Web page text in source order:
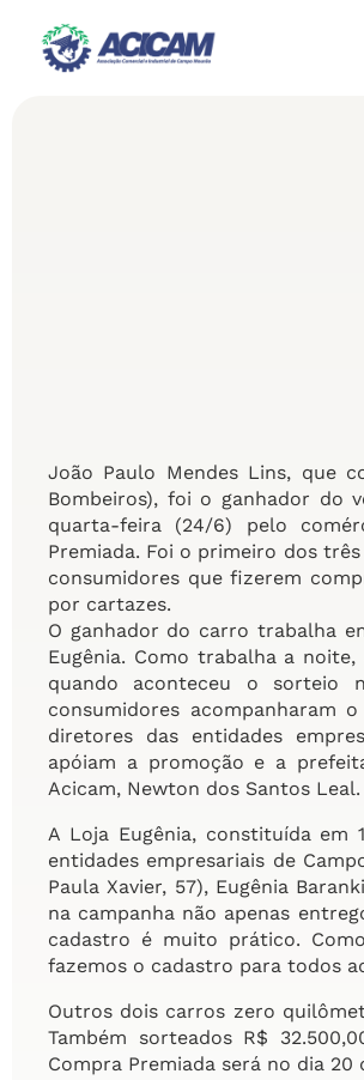
João Paulo Mendes Lins, que
Bombeiros), foi o ganhador do
quarta-feira (24/6) pelo
Premiada. Foi o primeiro dos
consumidores que fizerem
por cartazes.
O ganhador do carro trabalha
Eugênia. Como trabalha a
quando aconteceu o sorteio
consumidores acompanharam
diretores das entidades
apóiam a promoção e a
Acicam, Newton dos Santos Leal.
A Loja Eugênia, constituída em
entidades empresariais de
Paula Xavier, 57), Eugênia
na campanha não apenas
cadastro é muito prático.
fazemos o cadastro para todos
Outros dois carros zero
Também sorteados R$
Compra Premiada será no dia